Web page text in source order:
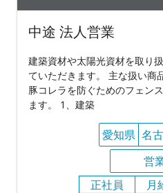
中途 法人営業
建築資材や太陽光資材を取り
ていただきます。 主な扱い商
豚コレラを防ぐためのフェン
ます。 1、建築
愛知県 名
営
正社員
月